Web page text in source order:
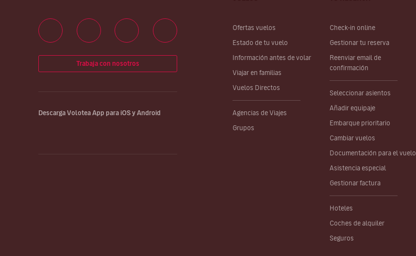
Ofertas vuelos
Estado de tu vuelo
Información antes de volar
Viajar en familias
Vuelos Directos
Agencias de Viajes
Grupos
Check-in online
Gestionar tu reserva
Reenviar email de
confirmación
Seleccionar asientos
Añadir equipaje
Embarque prioritario
Cambiar vuelos
Documentación para el vuelo
Asistencia especial
Gestionar factura
Hoteles
Coches de alquiler
Seguros
Trabaja con nosotros
Descarga Volotea App para iOS y Android